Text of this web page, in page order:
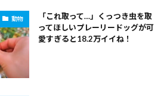
動物
「これ取って…」くっつき虫を取
ってほしいプレーリードッグが可
愛すぎると18.2万イイね！